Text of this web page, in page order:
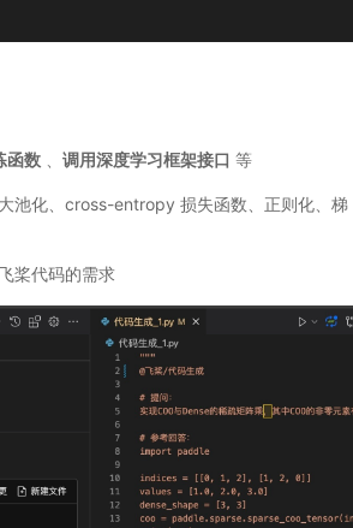
函数、 调用深度学习框架接口 等
池化、cross-entropy 损失函数、正则化、梯
桨代码的需求